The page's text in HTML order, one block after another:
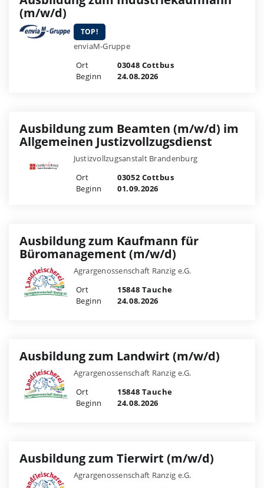
(m/w/d)
TOP!
enviaM-Gruppe
Ort
03048 Cottbus
Beginn
24.08.2026
Ausbildung zum Beamten (m/w/d) im
Allgemeinen Justizvollzugsdienst
Justizvollzugsanstalt Brandenburg
Ort
03052 Cottbus
Beginn
01.09.2026
Ausbildung zum Kaufmann für
Büromanagement (m/w/d)
Agrargenossenschaft Ranzig e.G.
Ort
15848 Tauche
Beginn
24.08.2026
Ausbildung zum Landwirt (m/w/d)
Agrargenossenschaft Ranzig e.G.
Ort
15848 Tauche
Beginn
24.08.2026
Ausbildung zum Tierwirt (m/w/d)
Agrargenossenschaft Ranzig e.G.